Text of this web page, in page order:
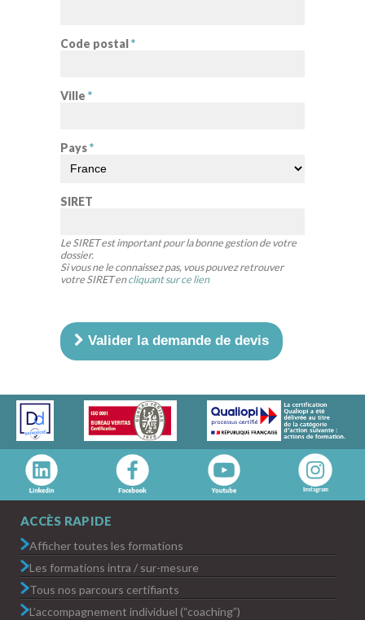
Code postal *
Ville *
Pays*
SIRET
Le SIRET est important pour la bonne gestion de votre
dossier.
Si vous ne le connaissez pas, vous pouvez retrouver
votre SIRET encliquant sur ce lien
Valider la demande de devis
ACCÈS RAPIDE
Afficher toutes les formations
Les formations intra / sur-mesure
Tous nos parcours certifiants
L’accompagnement individuel (“coaching”)